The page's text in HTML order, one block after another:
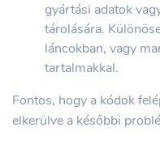
gyártási adatok
tárolására.
láncokban, vagy
tartalmakkal.
Fontos, hogy a kódok
elkerülve a későbbi